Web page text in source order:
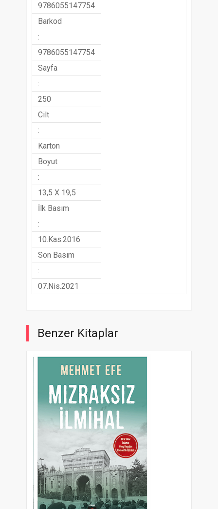
9786055147754
Barkod
:
9786055147754
Sayfa
:
250
Cilt
:
Karton
Boyut
:
13,5 X 19,5
İlk Basım
:
10.Kas.2016
Son Basım
:
07.Nis.2021
Benzer Kitaplar